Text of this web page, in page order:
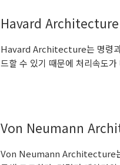
Havard Architecture
Havard Architecture는 명령과
드할 수 있기 때문에 처리속도
Von Neumann
Von Neumann Architecture는